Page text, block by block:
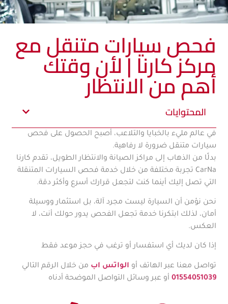
فحص سيارات متنقل مع
مركز كارنا | لأن وقتك
أهم من الانتظار
المحتوايات
في عالم مليء بالخبايا والتلاعب، أصبح الحصول على فحص
سيارات متنقل ضرورة لا رفاهية.
بدلًا من الذهاب إلى مراكز الصيانة والانتظار الطويل، تقدم كارنا
CarNa تجربة مختلفة من خلال خدمة فحص السيارات المتنقلة
التي تصل إليك أينما كنت لتجعل قرارك أسرع وأكثر دقة.
نحن نؤمن أن السيارة ليست مجرد آلة، بل استثمار ووسيلة
أمان، لذلك ابتكرنا خدمة تجعل الفحص يدور حولك أنت، لا
العكس.
إذا كان لديك أي استفسار أو ترغب في حجز موعد فقط
تواصل معنا عبر الهاتف أو الواتس اب من خلال الرقم التالي
01554051039 أو عبر وسائل التواصل الموضحة أدناه